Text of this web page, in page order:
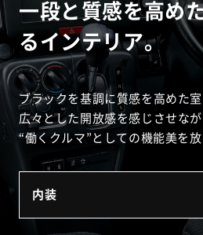
一段と質感を高め
るインテリア。
ブラックを基調に質感を高めた室
広々とした開放感を感じさせなが
“働くクルマ”としての機能美を放
内装